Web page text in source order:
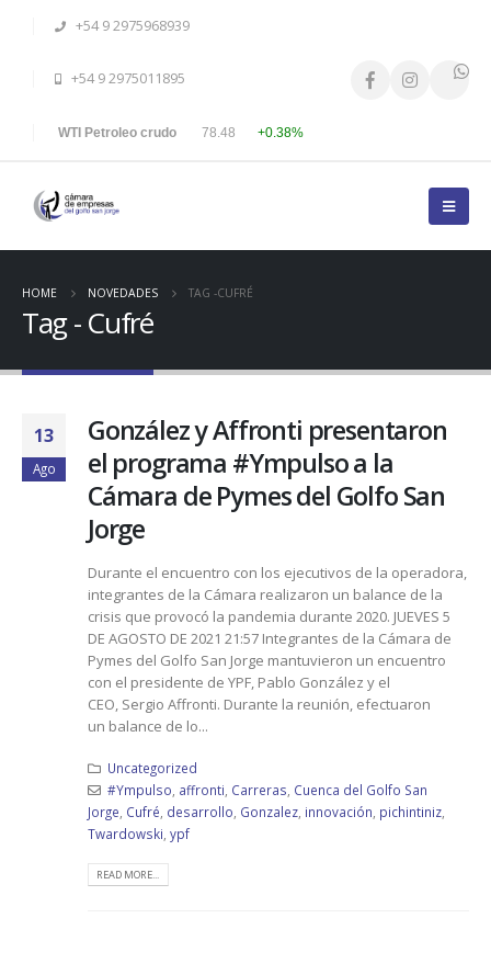
+54 9 2975968939
+54 9 2975011895
WTI Petroleo crudo 78.48 +0.38%
HOME NOVEDADES TAG -CUFRÉ
Tag - Cufré
13
Ago
González y Affronti presentaron
el programa #Ympulso a la
Cámara de Pymes del Golfo San
Jorge
Durante el encuentro con los ejecutivos de la operadora,
integrantes de la Cámara realizaron un balance de la
crisis que provocó la pandemia durante 2020. JUEVES 5
DE AGOSTO DE 2021 21:57 Integrantes de la Cámara de
Pymes del Golfo San Jorge mantuvieron un encuentro
con el presidente de YPF, Pablo González y el
CEO, Sergio Affronti. Durante la reunión, efectuaron
un balance de lo...
Uncategorized
#Ympulso, affronti, Carreras, Cuenca del Golfo San
Jorge, Cufré, desarrollo, Gonzalez, innovación, pichintiniz,
Twardowski, ypf
READ MORE...